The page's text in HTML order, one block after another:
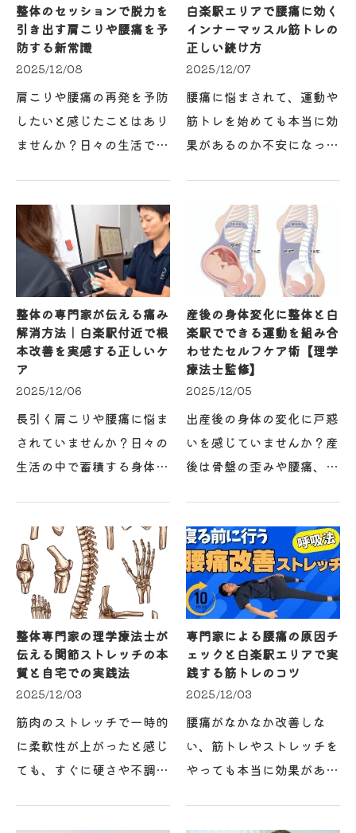
整体のセッションで脱力を
引き出す肩こりや腰痛を予
防する新常識
2025/12/08
肩こりや腰痛の再発を予防
したいと感じたことはあり
ませんか？日々の生活で蓄
不調をもたらしています。
実は、整体セッションでは
座位・立位・歩行バラ…
白楽駅エリアで腰痛に効く
インナーマッスル筋トレの
正しい続け方
2025/12/07
腰痛に悩まされて、運動や
筋トレを始めても本当に効
果があるのか不安になった
指す多くの方が集まります
が、自己流の筋トレや無理
な運動が逆に痛みを悪…
整体の専門家が伝える痛み
解消方法｜白楽駅付近で根
本改善を実感する正しいケ
ア
2025/12/06
長引く肩こりや腰痛に悩ま
されていませんか？日々の
生活の中で蓄積する身体の
多く、原因がよくわからず
に改善を諦めてしまうこと
もあるでしょう。整体…
産後の身体変化に整体と白
楽駅でできる運動を組み合
わせたセルフケア術【理学
療法士監修】
2025/12/05
出産後の身体の変化に戸惑
いを感じていませんか？産
後は骨盤の歪みや腰痛、筋
と白楽駅で行える産後に適
した運動を組み合わせるこ
とで、身体の状態を根…
整体専門家の理学療法士が
伝える関節ストレッチの本
質と自宅での実践法
2025/12/03
筋肉のストレッチで一時的
に柔軟性が上がったと感じ
ても、すぐに硬さや不調が
専門家による腰痛の原因チ
ェックと白楽駅エリアで実
践する筋トレのコツ
2025/12/03
腰痛がなかなか改善しな
い、筋トレやストレッチを
やっても本当に効果がある